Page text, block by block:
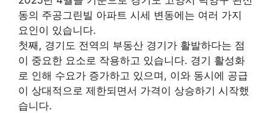
동의 주공그린빌 아파트 시세 변동에는 여러 가지
요인이 있습니다.
첫째, 경기도 전역의 부동산 경기가 활발하다는 점
이 중요한 요소로 작용하고 있습니다. 경기 활성화
로 인해 수요가 증가하고 있으며, 이와 동시에 공급
이 상대적으로 제한되면서 가격이 상승하기 시작했
습니다.